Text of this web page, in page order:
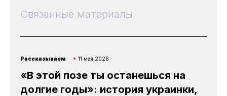
Связанные материалы
Рассказываем 11 мая 2026
«В этой позе ты останешься на
долгие годы»: история украинки,